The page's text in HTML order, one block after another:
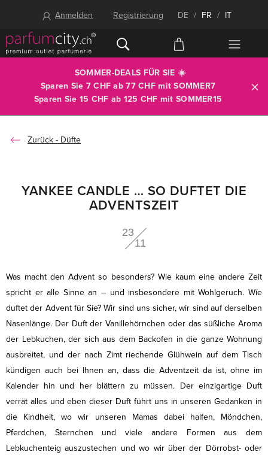
Anmelden Registrierung DE / FR / IT
SOMMER-DEALS FÜR SIE ☀️
Sparen Sie 7 CHF ab 77 CHF mitSOMMER7
Sparen Sie 15 CHF ab 125 CHF mit SOMMER15
Düfte
YANKEE CANDLE … SO DUFTET DIE
ADVENTSZEIT
23
11
Was macht den Advent so besonders? Wie kaum eine andere Zeit
spricht er alle Sinne an – und insbesondere mit Wohlgeruch. Wie
duftet der Advent für Sie? Wir sind uns sicher, wir sind auf derselben
Nasenlänge. Der Duft der Vanillehörnchen oder das süßliche Aroma
der Lebkuchen, der sich aus dem Backofen in die ganze Wohnung
ausbreitet, und der nach Zimt riechende Glühwein auf dem Tisch
kündigen auch bei Ihnen an, dass die Adventzeit da ist, ohne im
Kalender hin und her blättern zu müssen. Der einzigartige Duft
verrät alles und eben dieser Duft führt uns in unseren Gedanken in
die Kindheit, wo wir unseren Mamas dabei halfen, Möndchen,
Pferdchen, Sternchen und viele andere Formen aus dem
Lebkuchenteig auszustechen und wo wir über der Dörrobst- oder